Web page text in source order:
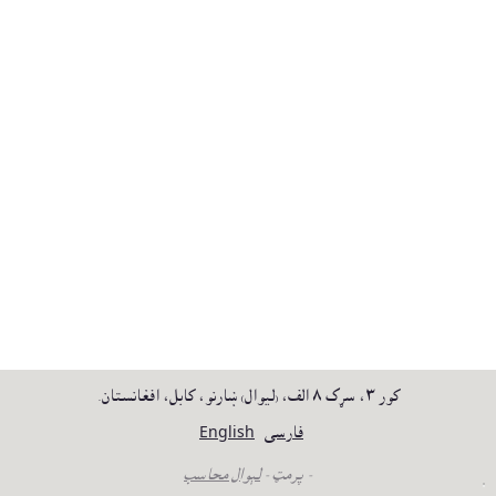
کور ٣، سړک ٨ الف، (ليوال) ښارنو، کابل، افغانستان.
فارسی English
- پرمټ -لېوال محاسب